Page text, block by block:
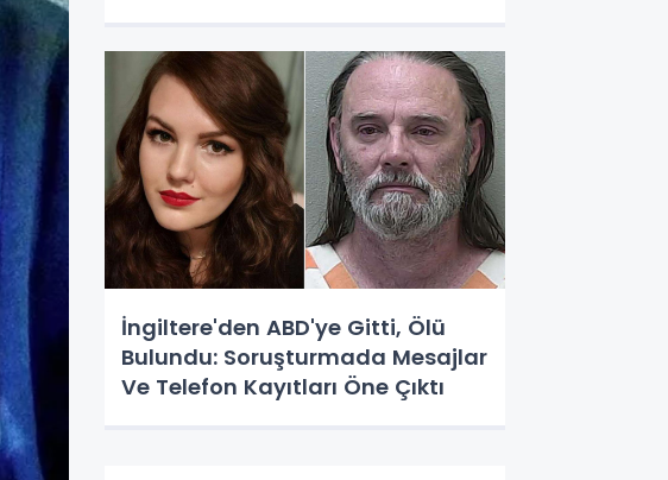
İngiltere'den ABD'ye Gitti, Ölü
Bulundu: Soruşturmada Mesajlar
Ve Telefon Kayıtları Öne Çıktı